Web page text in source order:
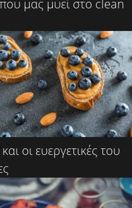
μας μυεί στο clean
οι ευεργετικές του